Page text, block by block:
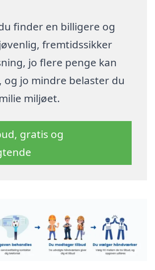
finder en billigere og
fremtidssikker
jo flere penge kan
og jo mindre belaster du
miljøet.
gratis og